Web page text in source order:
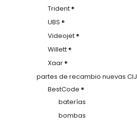
Trident ®
UBS ®
Videojet ®
Willett ®
Xaar ®
partes de recambio nuevas CIJ
BestCode ®
baterías
bombas